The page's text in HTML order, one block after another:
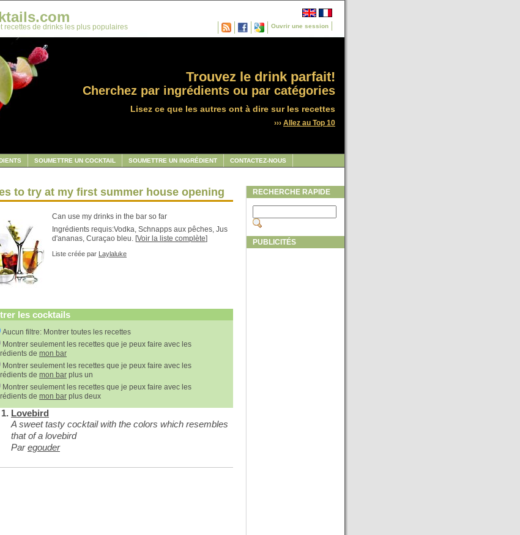
Ouvrir une session
recettes de drinks les plus populaires
Trouvez le drink parfait!
Cherchez par ingrédients ou par catégories
Lisez ce que les autres ont à dire sur les recettes
››› Allez au Top 10
SOUMETTRE UN COCKTAIL SOUMETTRE UN INGRÉDIENT CONTACTEZ-NOUS
to try at my first summer house opening
Can use my drinks in the bar so far
Ingrédients requis:Vodka, Schnapps aux pêches, Jus
d'ananas, Curaçao bleu. [Voir la liste complète]
Liste créée par Laylaluke
les cocktails
Aucun filtre: Montrer toutes les recettes
Montrer seulement les recettes que je peux faire avec les
de mon bar
Montrer seulement les recettes que je peux faire avec les
de mon bar plus un
Montrer seulement les recettes que je peux faire avec les
de mon bar plus deux
Lovebird
A sweet tasty cocktail with the colors which resembles
that of a lovebird
Paregouder
RECHERCHE RAPIDE
PUBLICITÉS